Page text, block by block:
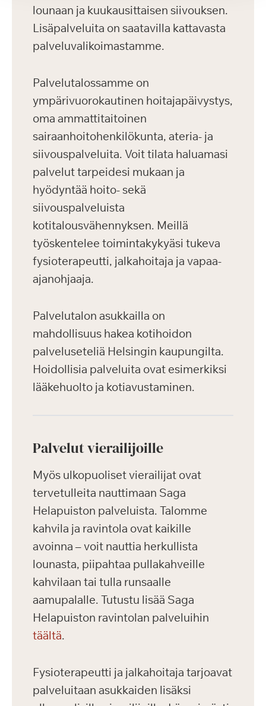
lounaan ja kuukausittaisen siivouksen.
Lisäpalveluita on saatavilla kattavasta
palveluvalikoimastamme.
Palvelutalossamme on
ympärivuorokautinen hoitajapäivystys,
oma ammattitaitoinen
sairaanhoitohenkilökunta, ateria- ja
siivouspalveluita. Voit tilata haluamasi
palvelut tarpeidesi mukaan ja
hyödyntää hoito- sekä
siivouspalveluista
kotitalousvähennyksen. Meillä
työskentelee toimintakykyäsi tukeva
fysioterapeutti, jalkahoitaja ja vapaa-
ajanohjaaja.
Palvelutalon asukkailla on
mahdollisuus hakea kotihoidon
palveluseteliä Helsingin kaupungilta.
Hoidollisia palveluita ovat esimerkiksi
lääkehuolto ja kotiavustaminen.
Palvelut vierailijoille
Myös ulkopuoliset vierailijat ovat
tervetulleita nauttimaan Saga
Helapuiston palveluista. Talomme
kahvila ja ravintola ovat kaikille
avoinna – voit nauttia herkullista
lounasta, piipahtaa pullakahveille
kahvilaan tai tulla runsaalle
aamupalalle. Tutustu lisää Saga
Helapuiston ravintolan palveluihin
täältä.
Fysioterapeutti ja jalkahoitaja tarjoavat
palveluitaan asukkaiden lisäksi